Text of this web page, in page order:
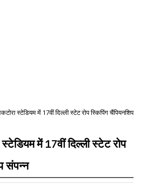
स्टेडियम में 17वीं दिल्ली स्टेट रोप स्किपिंग चैंपियनशिप
स्टेडियम में 17वीं दिल्ली स्टेट रोप
संपन्न